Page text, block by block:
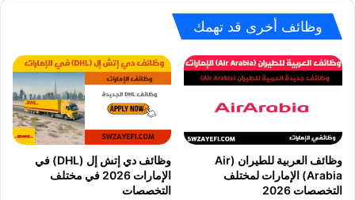
وظائف أخرى قد تهمك
وظائف العربية للطيران (Air
Arabia) الإمارات لمختلف
التخصصات 2026
وظائف دي إتش إل (DHL) في
الإمارات 2026 في مختلف
التخصصات